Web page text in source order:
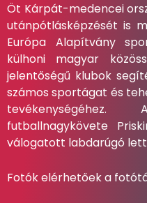
Öt Kárpát-medencei
utánpótlásképzését is
Európa Alapítvány
külhoni magyar
jelentőségű klubok
számos sportágat és
futballnagykövete
válogatott labdarúgó
Fotók elérhetőek a